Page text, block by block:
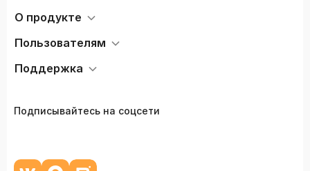
О продукте
Пользователям
Поддержка
Подписывайтесь на соцсети